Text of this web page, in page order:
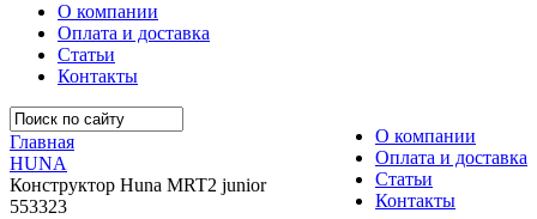
О компании
Оплата и доставка
Статьи
Контакты
О компании
Оплата и доставка
Статьи
Контакты
Главная
HUNA
Конструктор Huna MRT2 junior
553323